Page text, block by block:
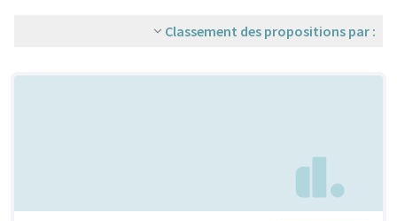
Classement des propositions par :